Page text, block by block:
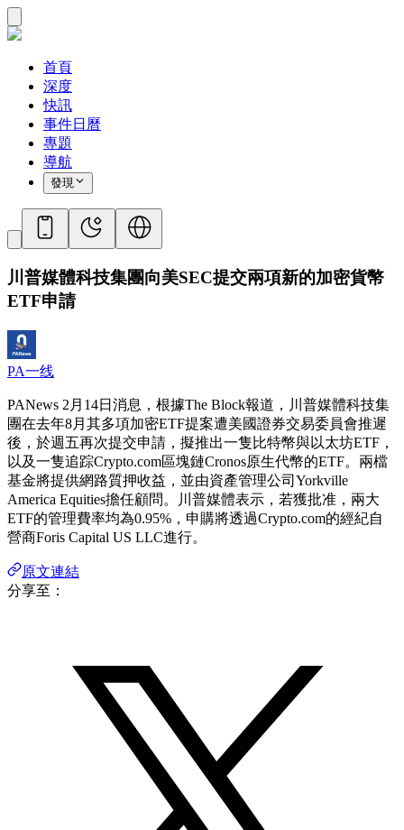
首頁
深度
快訊
事件日曆
專題
導航
發現
川普媒體科技集團向美SEC提交兩項新的加密貨幣
ETF申請
PA一线
PANews 2月14日消息，根據The Block報道，川普媒體科技集
團在去年8月其多項加密ETF提案遭美國證券交易委員會推遲
後，於週五再次提交申請，擬推出一隻比特幣與以太坊ETF，
以及一隻追踪Crypto.com區塊鏈Cronos原生代幣的ETF。兩檔
基金將提供網路質押收益，並由資產管理公司Yorkville
America Equities擔任顧問。川普媒體表示，若獲批准，兩大
ETF的管理費率均為0.95%，申購將透過Crypto.com的經紀自
營商Foris Capital US LLC進行。
原文連結
分享至：